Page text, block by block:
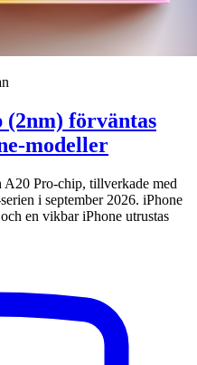
(2nm) förväntas
modeller
A20 Pro-chip, tillverkade med
i september 2026. iPhone
en vikbar iPhone utrustas